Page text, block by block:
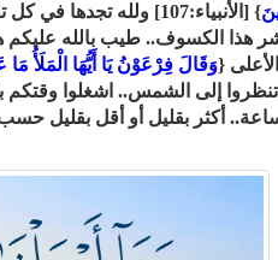
} [الأنبياء:107] ولله تجدها في كل تفاصيل حياة هذا النبي.. (
هذا الكسوف.. طيب بالله عليكم
{وَقَالَ فِرْعَوْنُ يَا أَيُّهَا الْمَلَأُ
تنظروا إلى الشمس.. اشغلوا
أكثر بقليل أو أقل بقليل